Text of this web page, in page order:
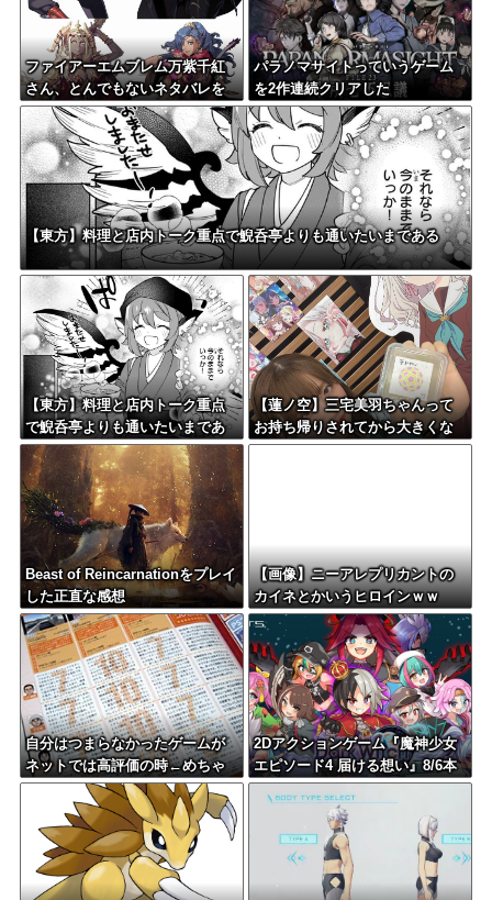
ファイアーエムブレム万紫千紅
さん、とんでもないネタバレを
してしまうｗｗｗｗｗｗｗｗｗ
パラノマサイトっていうゲーム
を2作連続クリアした
【東方】料理と店内トーク重点で鯢呑亭よりも通いたいまである
【東方】料理と店内トーク重点
で鯢呑亭よりも通いたいまであ
る
【蓮ノ空】三宅美羽ちゃんって
お持ち帰りされてから大きくな
った？【ラブライブ！】
Beast of Reincarnationをプレイ
した正直な感想
【画像】ニーアレプリカントの
カイネとかいうヒロインｗｗ
自分はつまらなかったゲームが
ネットでは高評価の時←めちゃ
くちゃムカつくよな
2Dアクションゲーム『魔神少女
エピソード4 届ける想い』8/6本
日PS5版リリース！